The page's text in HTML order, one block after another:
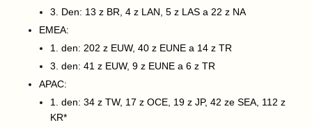
3. Den: 13 z BR, 4 z LAN, 5 z LAS a 22 z NA
EMEA:
1. den: 202 z EUW, 40 z EUNE a 14 z TR
3. den: 41 z EUW, 9 z EUNE a 6 z TR
APAC:
1. den: 34 z TW, 17 z OCE, 19 z JP, 42 ze SEA, 112 z
KR*